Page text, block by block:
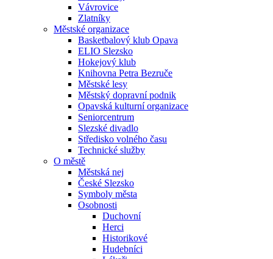
Vávrovice
Zlatníky
Městské organizace
Basketbalový klub Opava
ELIO Slezsko
Hokejový klub
Knihovna Petra Bezruče
Městské lesy
Městský dopravní podnik
Opavská kulturní organizace
Seniorcentrum
Slezské divadlo
Středisko volného času
Technické služby
O městě
Městská nej
České Slezsko
Symboly města
Osobnosti
Duchovní
Herci
Historikové
Hudebníci